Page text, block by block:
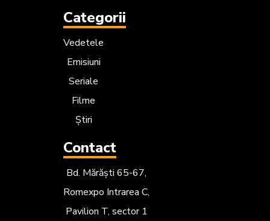
Categorii
Vedetele
Emisiuni
Seriale
Filme
Știri
Contact
Bd. Mărăști 65-67,
Romexpo Intrarea C,
Pavilion T, sector 1